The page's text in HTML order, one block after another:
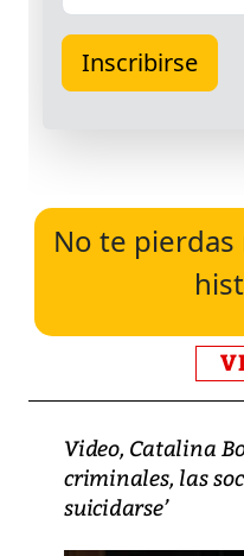
No te
Video, Catalina
criminales, las
suicidarse’